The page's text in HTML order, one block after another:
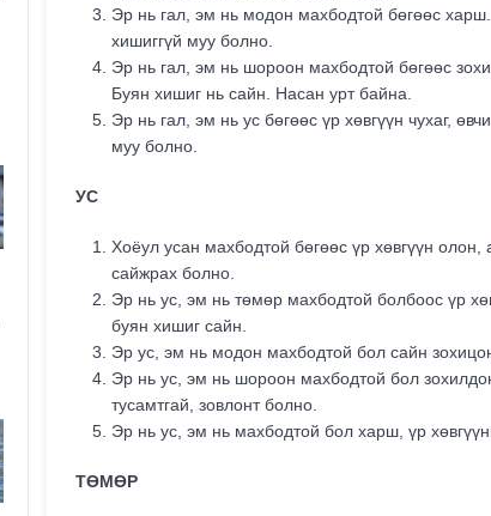
Эр нь гал, эм нь модон махбодтой бөгөөс харш.
хишиггүй муу болно.
Эр нь гал, эм нь шороон махбодтой бөгөөс
Буян хишиг нь сайн. Насан урт байна.
Эр нь гал, эм нь ус бөгөөс үр хөвгүүн чухаг,
муу болно.
УС
Хоёул усан махбодтой бөгөөс үр хөвгүүн
сайжрах болно.
Эр нь ус, эм нь төмөр махбодтой болбоос үр
буян хишиг сайн.
Эр ус, эм нь модон махбодтой бол сайн
Эр нь ус, эм нь шороон махбодтой бол
тусамтгай, зовлонт болно.
Эр нь ус, эм нь махбодтой бол харш, үр
ТӨМӨР